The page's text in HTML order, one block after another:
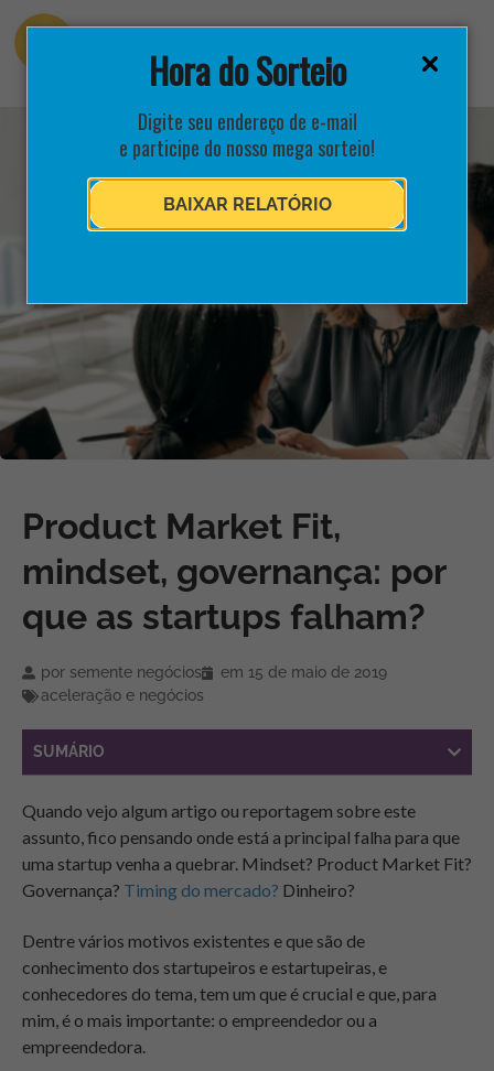
Hora do Sorteio
Digite seu endereço de e-mail
e participe do nosso mega sorteio!
BAIXAR RELATÓRIO
Product Market Fit,
mindset, governança: por
que as startups falham?
por semente negócios em 15 de maio de 2019
aceleração e negócios
SUMÁRIO
Quando vejo algum artigo ou reportagem sobre este
assunto, fico pensando onde está a principal falha para que
uma startup venha a quebrar. Mindset? Product Market Fit?
Governança? Timing do mercado? Dinheiro?
Dentre vários motivos existentes e que são de
conhecimento dos startupeiros e estartupeiras, e
conhecedores do tema, tem um que é crucial e que, para
mim, é o mais importante: o empreendedor ou a
empreendedora.